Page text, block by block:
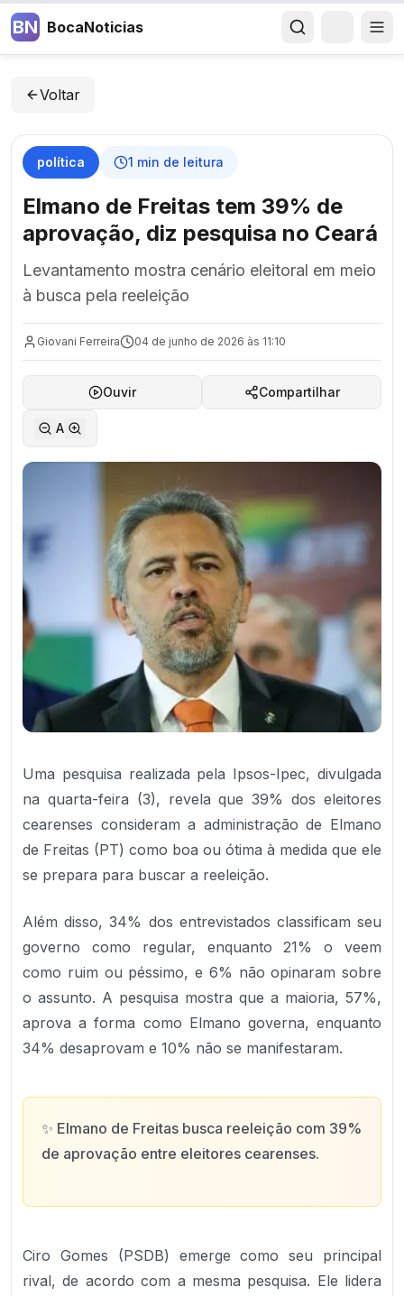
BN BocaNoticias
Voltar
política 1 min de leitura
Elmano de Freitas tem 39% de
aprovação, diz pesquisa no Ceará
Levantamento mostra cenário eleitoral em meio
à busca pela reeleição
Giovani Ferreira 04 de junho de 2026 às 11:10
Ouvir Compartilhar
A
Uma pesquisa realizada pela Ipsos-Ipec, divulgada
na quarta-feira (3), revela que 39% dos eleitores
cearenses consideram a administração de Elmano
de Freitas (PT) como boa ou ótima à medida que ele
se prepara para buscar a reeleição.
Além disso, 34% dos entrevistados classificam seu
governo como regular, enquanto 21% o veem
como ruim ou péssimo, e 6% não opinaram sobre
o assunto. A pesquisa mostra que a maioria, 57%,
aprova a forma como Elmano governa, enquanto
34% desaprovam e 10% não se manifestaram.
✨ Elmano de Freitas busca reeleição com 39%
de aprovação entre eleitores cearenses.
Ciro Gomes (PSDB) emerge como seu principal
rival, de acordo com a mesma pesquisa. Ele lidera